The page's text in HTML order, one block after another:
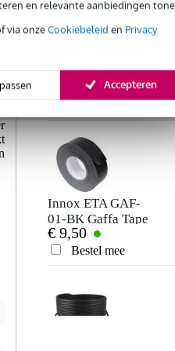
en relevante aanbiedingen
via onzeCookiebeleid en Privacy
Accepteren
kabelbinder met
klittenband smal
€ 5,50
Innox ETA GAF-
01-BK Gaffa Tape
50 mm x 50 m
zwart
€ 9,50
Bestel mee